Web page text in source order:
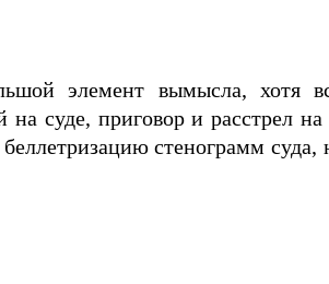
элемент вымысла, хотя
суде, приговор и расстрел
стенограмм